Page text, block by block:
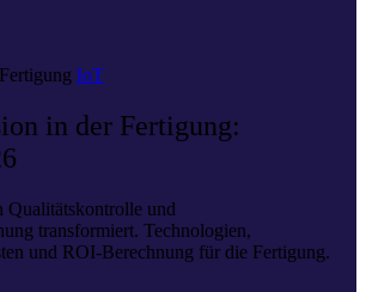
Fertigung IoT
in der Fertigung:
Qualitätskontrolle und
transformiert. Technologien,
und ROI-Berechnung für die Fertigung.